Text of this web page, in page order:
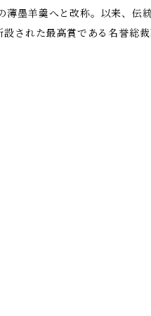
薄墨羊羹へと改称。以来、伝
された最高賞である名誉総